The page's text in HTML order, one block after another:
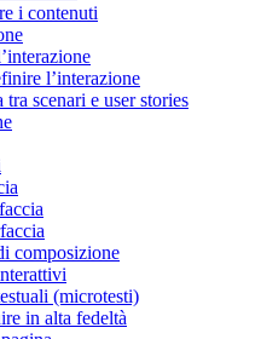
i contenuti
l’interazione
scenari e user stories
composizione
(microtesti)
in alta fedeltà